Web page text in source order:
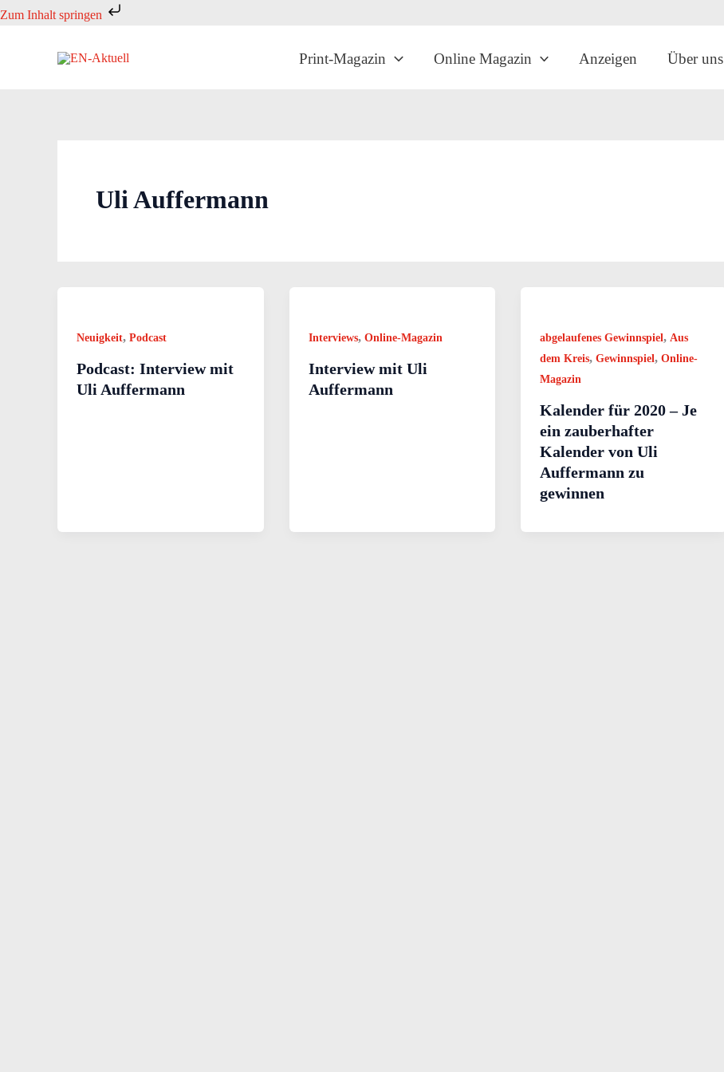
Zum Inhalt springen
Zum
Print-Magazin Online Magazin Anzeigen Über uns
Uli Auffermann
Neuigkeit, Podcast
Podcast: Interview mit
Uli Auffermann
Interviews, Online-Magazin
Interview mit Uli
Auffermann
abgelaufenes Gewinnspiel, Aus
dem Kreis,Gewinnspiel,Online-
Magazin
Kalender für 2020 – Je
ein zauberhafter
Kalender von Uli
Auffermann zu
gewinnen